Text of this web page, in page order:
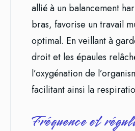
allié à un balancement
bras, favorise un travail
optimal. En veillant à
droit et les épaules
l’oxygénation de
facilitant ainsi la
Fréquence et